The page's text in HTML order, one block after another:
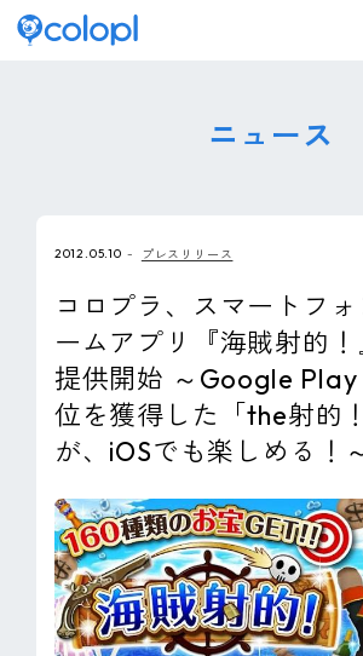
IR情報
採用情報
ピンマーク
ニュース
2012.05.10 プレスリリース
コロプラ、スマートフ
ームアプリ『海賊射的！
提供開始 ～Google Play
位を獲得した「the射的
が、iOSでも楽しめる！